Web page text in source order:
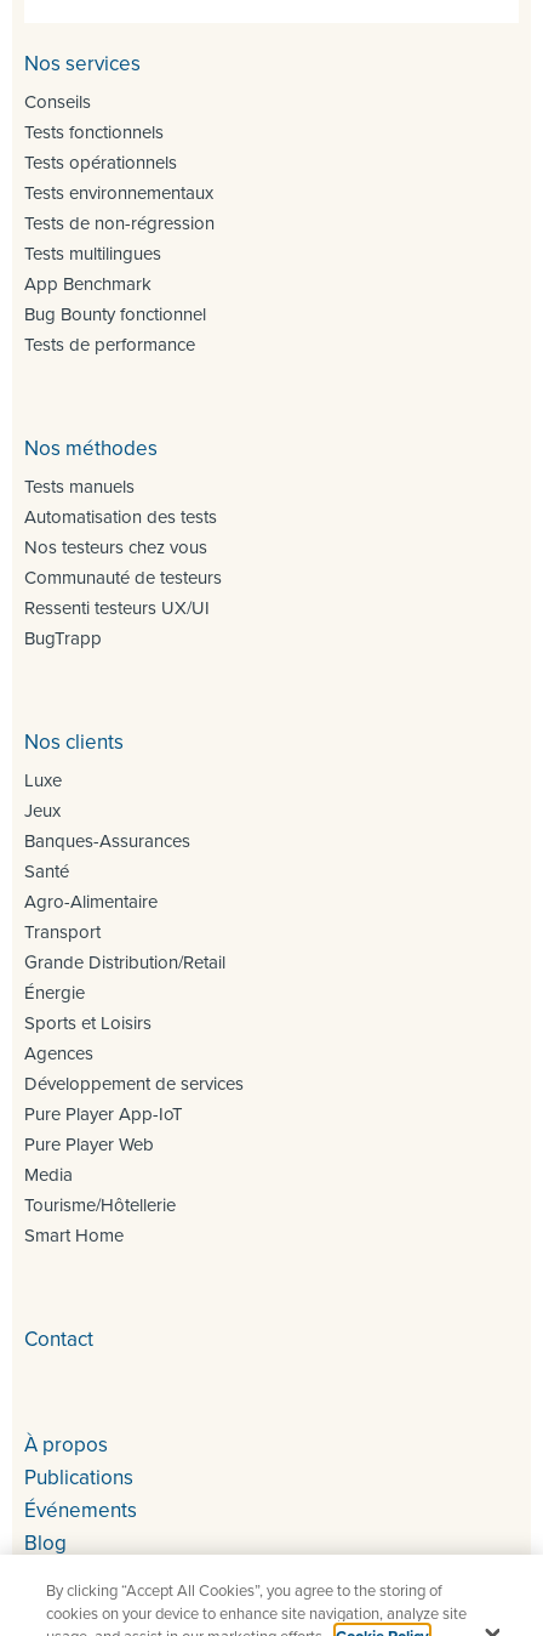
Nos services
Conseils
Tests fonctionnels
Tests opérationnels
Tests environnementaux
Tests de non-régression
Tests multilingues
App Benchmark
Bug Bounty fonctionnel
Tests de performance
Nos méthodes
Tests manuels
Automatisation des tests
Nos testeurs chez vous
Communauté de testeurs
Ressenti testeurs UX/UI
BugTrapp
Nos clients
Luxe
Jeux
Banques-Assurances
Santé
Agro-Alimentaire
Transport
Grande Distribution/Retail
Énergie
Sports et Loisirs
Agences
Développement de services
Pure Player App-IoT
Pure Player Web
Media
Tourisme/Hôtellerie
Smart Home
Contact
À propos
Publications
Événements
Blog
By clicking “Accept All Cookies”, you agree to the storing of
cookies on your device to enhance site navigation, analyze site